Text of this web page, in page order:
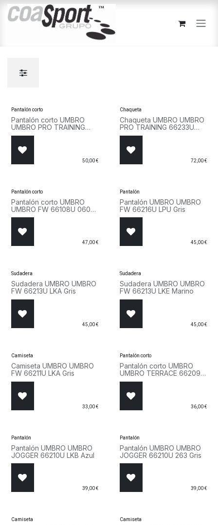
Ir al contenido
Pantalón corto
Pantalón corto UMBRO
UMBRO PRO TRAINING
66232U LL7 Azul
50,00€
Chaqueta
Chaqueta UMBRO UMBRO
PRO TRAINING 66233U
LL7 Azul
72,00€
Pantalón corto
Pantalón corto UMBRO
UMBRO FW 66108U 060
Negro
47,00€
Pantalón
Pantalón UMBRO UMBRO
FW 66216U LPU Gris
45,00€
Sudadera
Sudadera UMBRO UMBRO
FW 66213U LKA Gris
45,00€
Sudadera
Sudadera UMBRO UMBRO
FW 66213U LKE Marino
45,00€
Camiseta
Camiseta UMBRO UMBRO
FW 66211U LKA Gris
33,00€
Pantalón corto
Pantalón corto UMBRO
UMBRO TERRACE 66209U
263 Gris
36,00€
Pantalón
Pantalón UMBRO UMBRO
JOGGER 66210U LKB Azul
39,00€
Pantalón
Pantalón UMBRO UMBRO
JOGGER 66210U 263 Gris
39,00€
Camiseta Camiseta